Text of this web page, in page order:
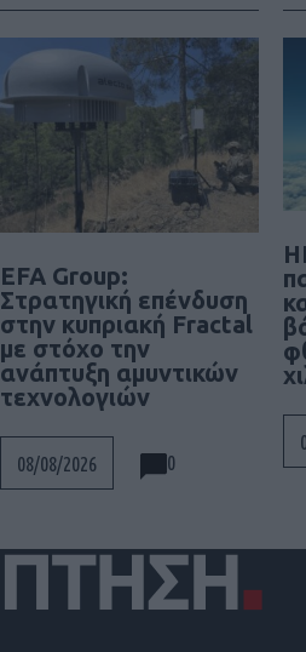
EFA Group:
Στρατηγική επένδυση
στην κυπριακή Fractal
με στόχο την
ανάπτυξη αμυντικών
τεχνολογιών
08/08/2026 0